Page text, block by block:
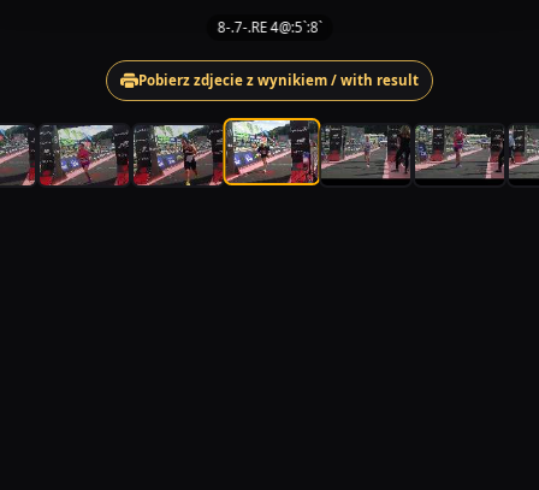
8-.7-.RE 4@:5`:8`
Pobierz zdjecie z wynikiem / with result